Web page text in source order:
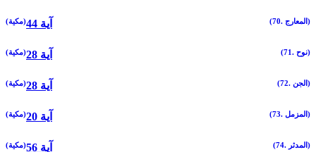
(70. المعارج) (مكية) 44 آية
(71. نوح) (مكية) 28 آية
(72. الجن) (مكية) 28 آية
(73. المزمل) (مكية) 20 آية
(74. المدثر) (مكية) 56 آية